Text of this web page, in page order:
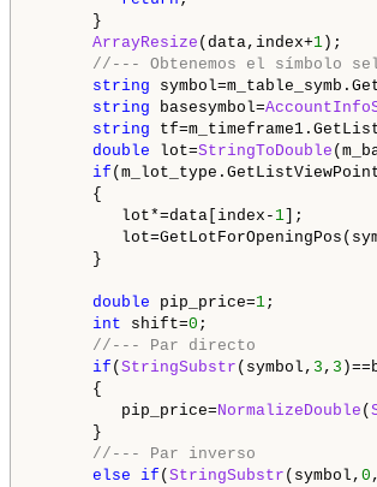
}
ArrayResize (data,index+1 );
//--- Obtenemos el símbolo
string
string basesymbol=
string
double lot=StringToDouble
if
{
lot*=data[index- 1 ];
}
double pip_price=1;
int shift=0 ;
//--- Par directo
if ( StringSubstr (symbol, 3 , 3
{
pip_price=NormalizeDouble (
}
//--- Par inverso
else
if ( StringSubstr (symbol, 0 ,